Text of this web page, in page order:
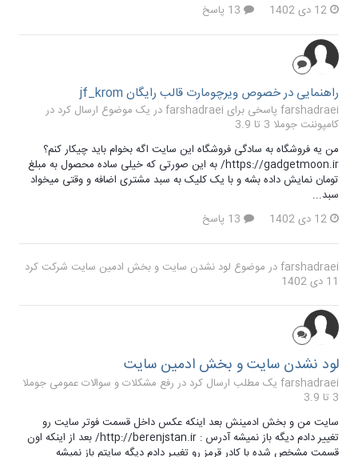
12 دی 1402
راهنمایی در خصوص ویرچومارت قالب رایگان jf_krom
farshadraei پاسخی برای farshadraei در یک موضوع ارسال کرد در
کامپوننت جوملا 3 تا 3.9
من یه فروشگاه به سادگی فروشگاه این سایت اگه بخوام باید چیکار کنم؟
https://gadgetmoon.ir/ به این صورتی که خیلی ساده محصول به مبلغ
تومان نمایش داده بشه و با یک کلیک به سبد مشتری اضافه و وقتی میخواد
سبد...
12 دی 1402
farshadraeiدر موضوع لود نشدن سایت و بخش ادمین سایت شرکت کرد
11 دی 1402
لود نشدن سایت و بخش ادمین سایت
farshadraei یک مطلب ارسال کرد در
رفع مشکلات و سوالات عمومی جوملا
3 تا 3.9
سایت من و بخش ادمینش بعد اینکه عکس داخل قسمت فوتر سایت رو
تغییر دادم دیگه باز نمیشه آدرس : http://berenjstan.ir/ بعد از اینکه اون
قسمت مشخص شده با کادر قرمز رو تغییر دادم دیگه سایتم باز نمیشه